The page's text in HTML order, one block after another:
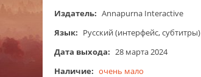
Издатель: Annapurna Interactive
Язык: Русский (интерфейс, субтитры)
Дата выхода: 28 марта 2024
Наличие: очень мало